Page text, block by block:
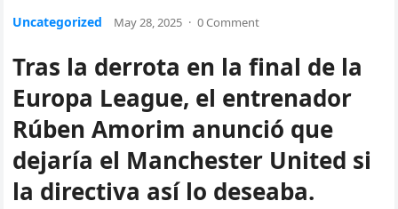
Uncategorized May 28, 2025 · 0 Comment
Tras la derrota en la final de la
Europa League, el entrenador
Rúben Amorim anunció que
dejaría el Manchester United si
la directiva así lo deseaba.